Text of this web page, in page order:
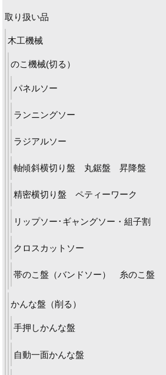
取り扱い品
木工機械
のこ機械(切る）
パネルソー
ランニングソー
ラジアルソー
軸傾斜横切り盤 丸鋸盤 昇降盤
精密横切り盤 ペティーワーク
リップソー･ギャングソー・組子割
クロスカットソー
帯のこ盤（バンドソー） 糸のこ盤
かんな盤（削る）
手押しかんな盤
自動一面かんな盤